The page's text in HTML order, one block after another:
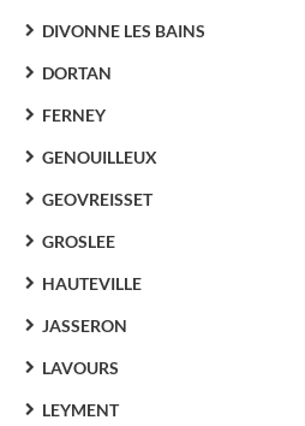
DIVONNE LES BAINS
DORTAN
FERNEY
GENOUILLEUX
GEOVREISSET
GROSLEE
HAUTEVILLE
JASSERON
LAVOURS
LEYMENT